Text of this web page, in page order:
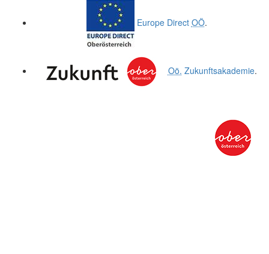
Europe Direct OÖ.
Oö. Zukunftsakademie.